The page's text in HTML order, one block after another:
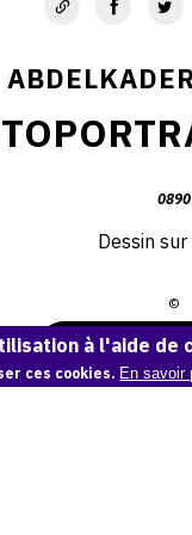
0890
Dessin
©
Demande
à l'aide de
ces cookies. En savoir